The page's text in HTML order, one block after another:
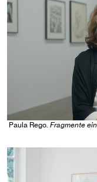
Paula Rego. Fragmente